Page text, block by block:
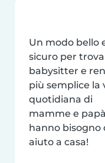
Un modo bello
sicuro per
babysitter e
più semplice la
quotidiana di
mamme e
hanno bisogno
aiuto a casa!